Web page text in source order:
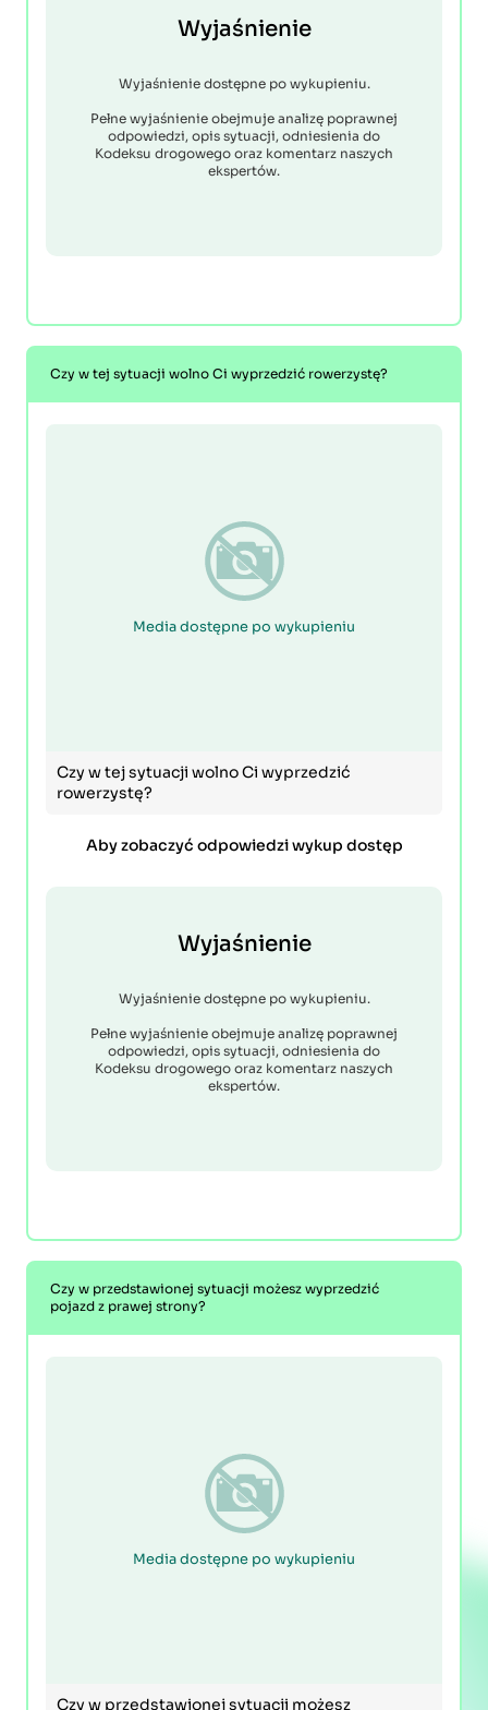
Wyjaśnienie
Wyjaśnienie dostępne po wykupieniu.
Pełne wyjaśnienie obejmuje analizę poprawnej
odpowiedzi, opis sytuacji, odniesienia do
Kodeksu drogowego oraz komentarz naszych
ekspertów.
Czy w tej sytuacji wolno Ci wyprzedzić rowerzystę?
Media dostępne po wykupieniu
Czy w tej sytuacji wolno Ci wyprzedzić
rowerzystę?
Aby zobaczyć odpowiedzi wykup dostęp
Wyjaśnienie
Wyjaśnienie dostępne po wykupieniu.
Pełne wyjaśnienie obejmuje analizę poprawnej
odpowiedzi, opis sytuacji, odniesienia do
Kodeksu drogowego oraz komentarz naszych
ekspertów.
Czy w przedstawionej sytuacji możesz wyprzedzić
pojazd z prawej strony?
Media dostępne po wykupieniu
Czy w przedstawionej sytuacji możesz